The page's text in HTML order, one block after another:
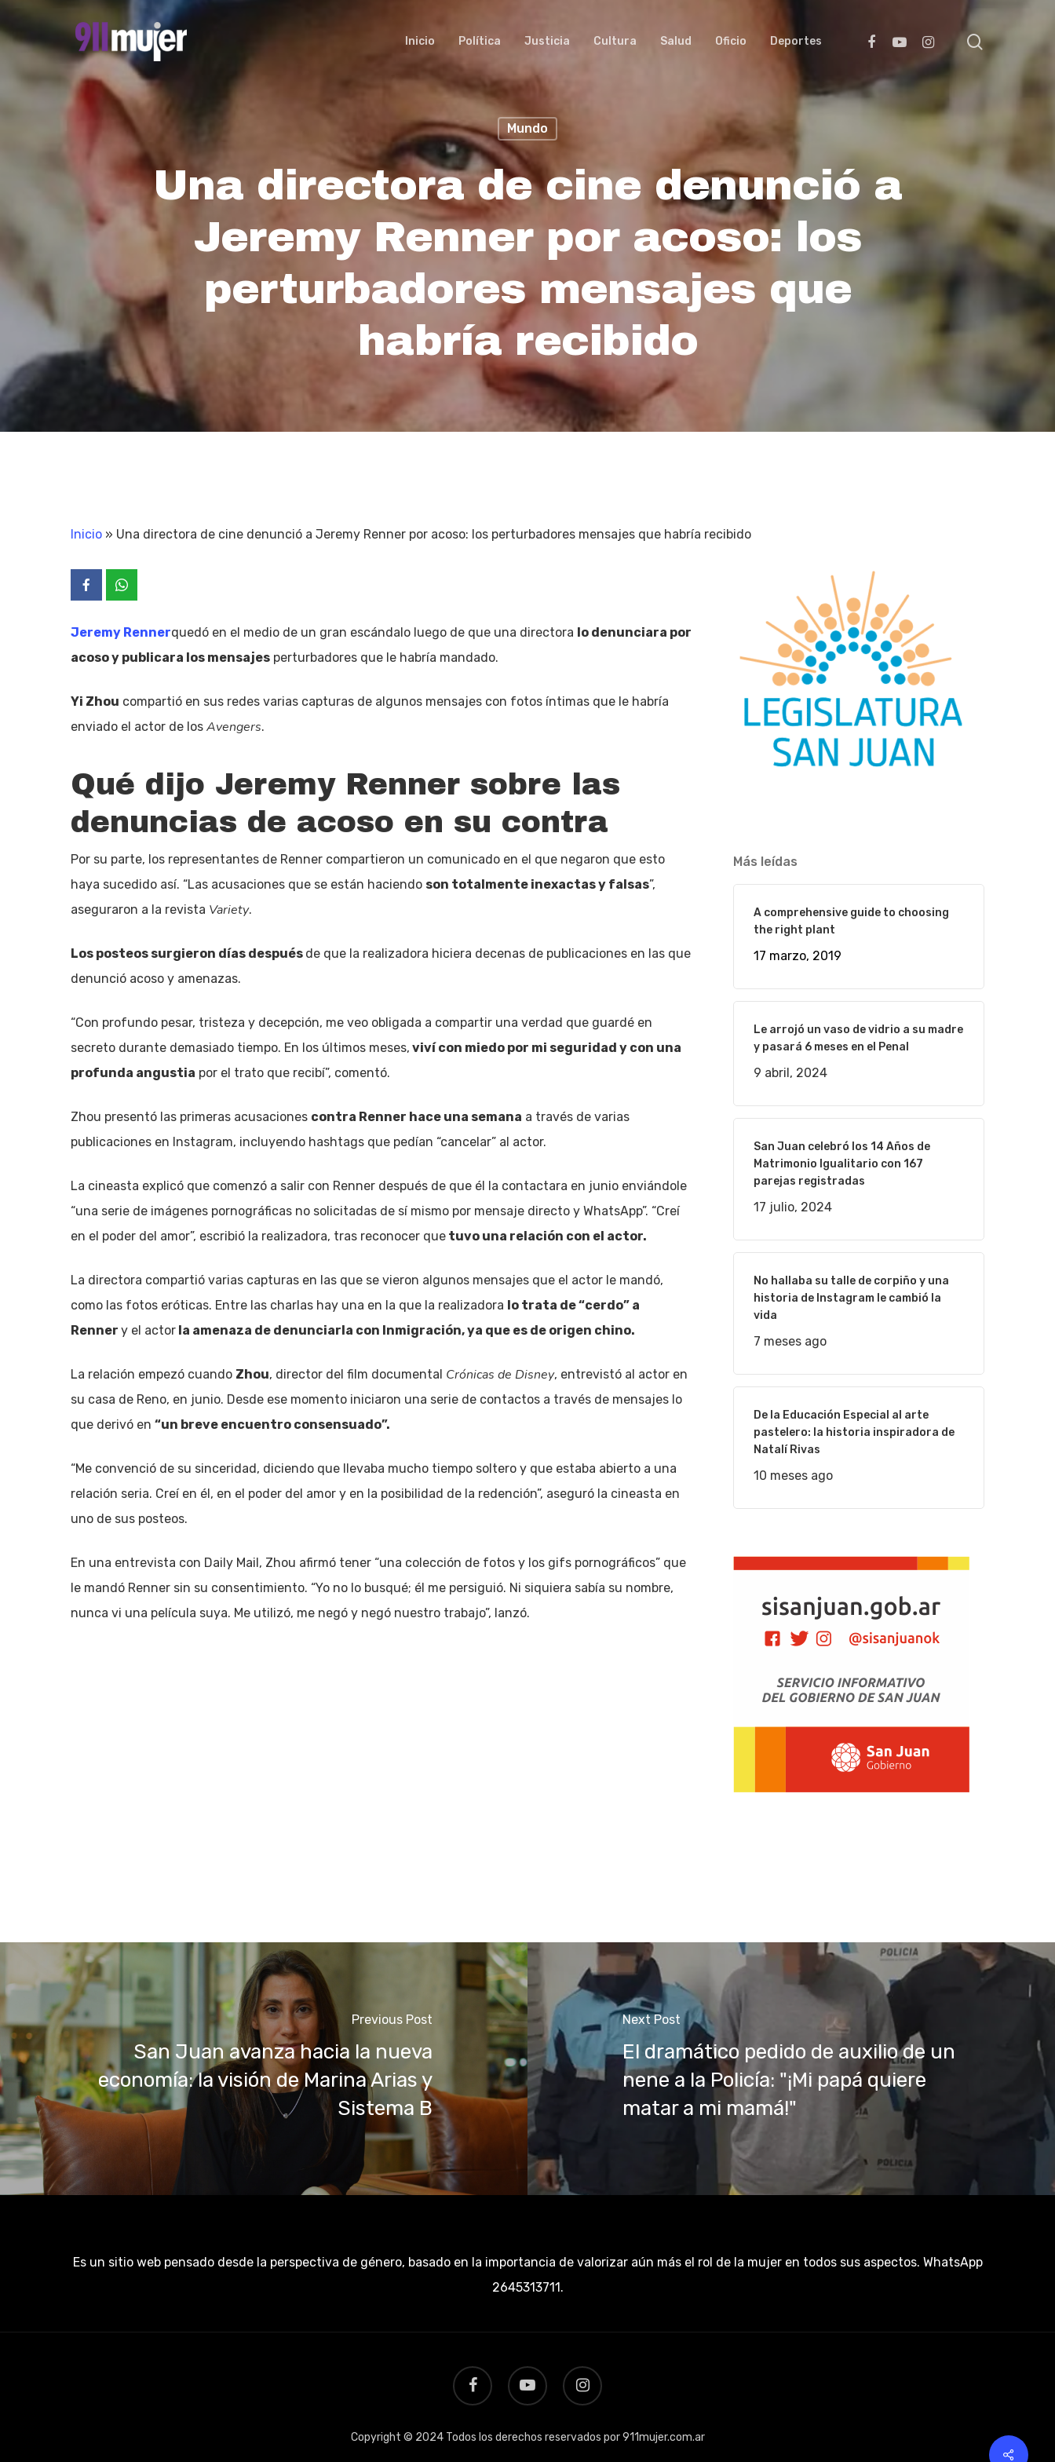
to
content
Inicio Política Justicia Cultura Salud Oficio Deportes facebookyoutubeinstagram search
Mundo
Una directora de cine denunció a
Jeremy Renner por acoso: los
perturbadores mensajes que
habría recibido
Inicio » Una directora de cine denunció a Jeremy Renner por acoso: los perturbadores mensajes que habría recibido
Jeremy Rennerquedó en el medio de un gran escándalo luego de que una directora lo denunciara por
acoso y publicara los mensajes perturbadores que le habría mandado.
Yi Zhou compartió en sus redes varias capturas de algunos mensajes con fotos íntimas que le habría
enviado el actor de los Avengers.
Qué dijo Jeremy Renner sobre las
denuncias de acoso en su contra
Por su parte, los representantes de Renner compartieron un comunicado en el que negaron que esto
haya sucedido así. “Las acusaciones que se están haciendo son totalmente inexactas y falsas”,
aseguraron a la revista Variety.
Los posteos surgieron días después de que la realizadora hiciera decenas de publicaciones en las que
denunció acoso y amenazas.
“Con profundo pesar, tristeza y decepción, me veo obligada a compartir una verdad que guardé en
secreto durante demasiado tiempo. En los últimos meses, viví con miedo por mi seguridad y con una
profunda angustia por el trato que recibí”, comentó.
Zhou presentó las primeras acusaciones contra Renner hace una semana a través de varias
publicaciones en Instagram, incluyendo hashtags que pedían “cancelar” al actor.
La cineasta explicó que comenzó a salir con Renner después de que él la contactara en junio enviándole
“una serie de imágenes pornográficas no solicitadas de sí mismo por mensaje directo y WhatsApp”. “Creí
en el poder del amor”, escribió la realizadora, tras reconocer que tuvo una relación con el actor.
La directora compartió varias capturas en las que se vieron algunos mensajes que el actor le mandó,
como las fotos eróticas. Entre las charlas hay una en la que la realizadora lo trata de “cerdo” a
Renner y el actor la amenaza de denunciarla con Inmigración, ya que es de origen chino.
La relación empezó cuando Zhou, director del film documental Crónicas de Disney, entrevistó al actor en
su casa de Reno, en junio. Desde ese momento iniciaron una serie de contactos a través de mensajes lo
que derivó en “un breve encuentro consensuado”.
“Me convenció de su sinceridad, diciendo que llevaba mucho tiempo soltero y que estaba abierto a una
relación seria. Creí en él, en el poder del amor y en la posibilidad de la redención”, aseguró la cineasta en
uno de sus posteos.
En una entrevista con Daily Mail, Zhou afirmó tener “una colección de fotos y los gifs pornográficos” que
le mandó Renner sin su consentimiento. “Yo no lo busqué; él me persiguió. Ni siquiera sabía su nombre,
nunca vi una película suya. Me utilizó, me negó y negó nuestro trabajo”, lanzó.
Más leídas
A comprehensive guide to choosing
the right plant
17 marzo, 2019
Le arrojó un vaso de vidrio a su madre
y pasará 6 meses en el Penal
9 abril, 2024
San Juan celebró los 14 Años de
Matrimonio Igualitario con 167
parejas registradas
17 julio, 2024
No hallaba su talle de corpiño y una
historia de Instagram le cambió la
vida
7 meses ago
De la Educación Especial al arte
pastelero: la historia inspiradora de
Natalí Rivas
10 meses ago
Previous Post
San Juan avanza hacia la nueva
economía: la visión de Marina Arias y
Sistema B
Next Post
El dramático pedido de auxilio de un
nene a la Policía: "¡Mi papá quiere
matar a mi mamá!"
Es un sitio web pensado desde la perspectiva de género, basado en la importancia de valorizar aún más el rol de la mujer en todos sus aspectos. WhatsApp
2645313711.
facebook youtube instagram
Copyright © 2024 Todos los derechos reservados por 911mujer.com.ar